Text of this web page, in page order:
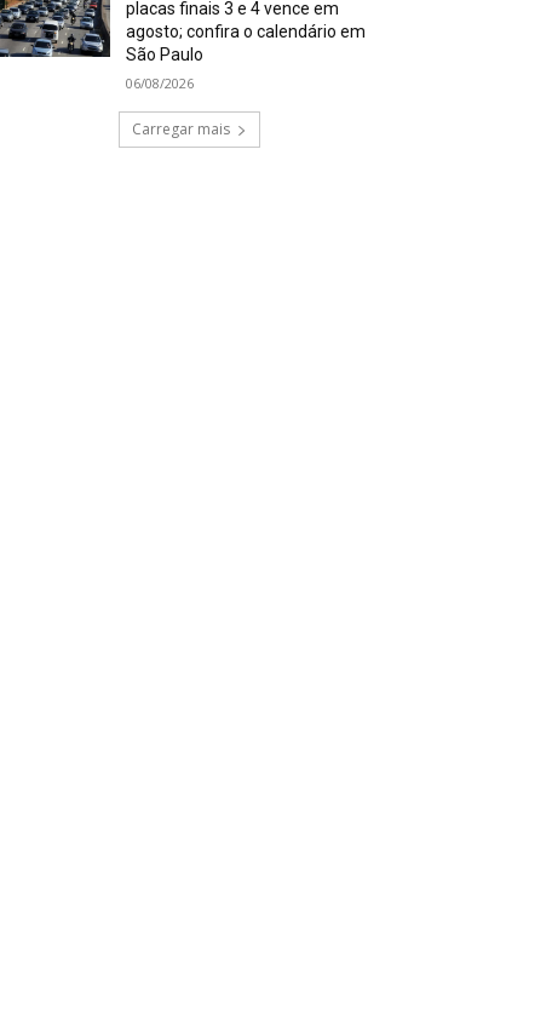
placas finais 3 e 4 vence em
agosto; confira o calendário em
São Paulo
06/08/2026
Carregar mais